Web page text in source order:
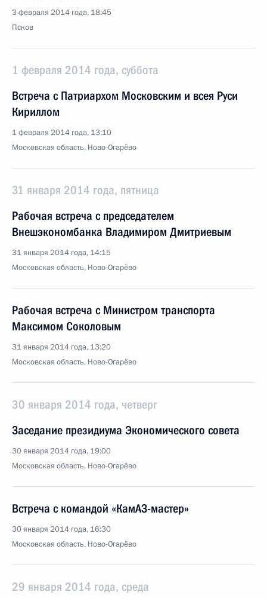
3 февраля 2014 года, 18:45
Псков
1 февраля 2014 года, суббота
Встреча с Патриархом Московским и всея Руси
Кириллом
1 февраля 2014 года, 13:10
Московская область, Ново-Огарёво
31 января 2014 года, пятница
Рабочая встреча с председателем
Внешэкономбанка Владимиром Дмитриевым
31 января 2014 года, 14:15
Московская область, Ново-Огарёво
Рабочая встреча с Министром транспорта
Максимом Соколовым
31 января 2014 года, 13:20
Московская область, Ново-Огарёво
30 января 2014 года, четверг
Заседание президиума Экономического совета
30 января 2014 года, 19:00
Московская область, Ново-Огарёво
Встреча с командой «КамАЗ-мастер»
30 января 2014 года, 16:30
Московская область, Ново-Огарёво
29 января 2014 года, среда